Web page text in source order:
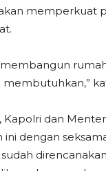
memperkuat
membangun
dan
ini dengan